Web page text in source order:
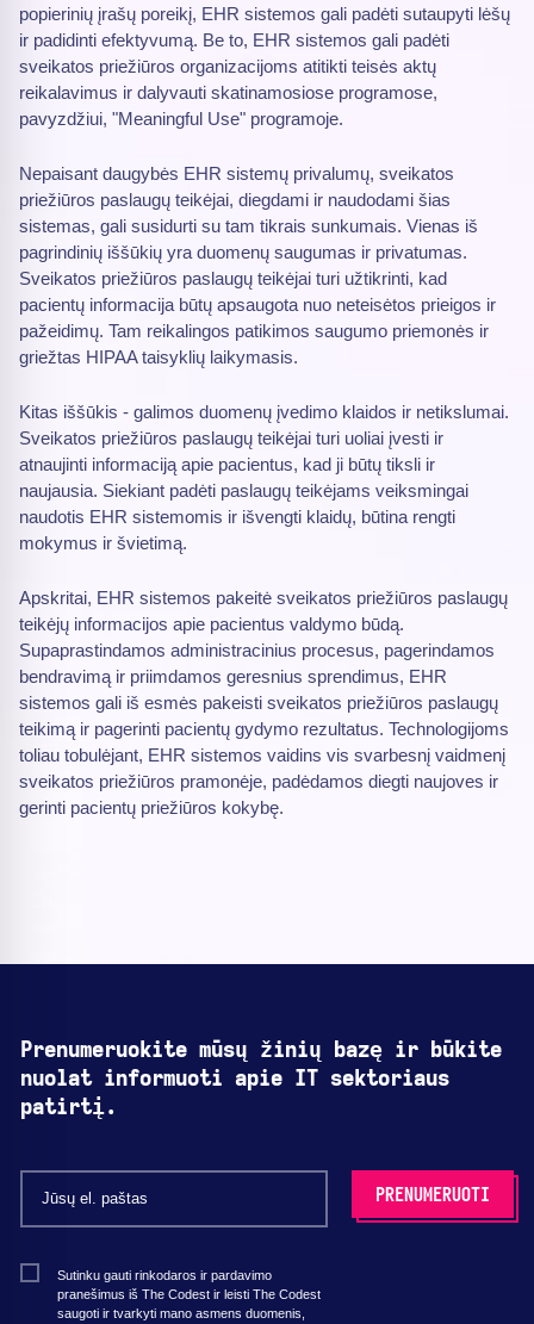
popierinių įrašų poreikį, EHR sistemos gali padėti sutaupyti lėšų
ir padidinti efektyvumą. Be to, EHR sistemos gali padėti
sveikatos priežiūros organizacijoms atitikti teisės aktų
reikalavimus ir dalyvauti skatinamosiose programose,
pavyzdžiui, "Meaningful Use" programoje.
Nepaisant daugybės EHR sistemų privalumų, sveikatos
priežiūros paslaugų teikėjai, diegdami ir naudodami šias
sistemas, gali susidurti su tam tikrais sunkumais. Vienas iš
pagrindinių iššūkių yra duomenų saugumas ir privatumas.
Sveikatos priežiūros paslaugų teikėjai turi užtikrinti, kad
pacientų informacija būtų apsaugota nuo neteisėtos prieigos ir
pažeidimų. Tam reikalingos patikimos saugumo priemonės ir
griežtas HIPAA taisyklių laikymasis.
Kitas iššūkis - galimos duomenų įvedimo klaidos ir netikslumai.
Sveikatos priežiūros paslaugų teikėjai turi uoliai įvesti ir
atnaujinti informaciją apie pacientus, kad ji būtų tiksli ir
naujausia. Siekiant padėti paslaugų teikėjams veiksmingai
naudotis EHR sistemomis ir išvengti klaidų, būtina rengti
mokymus ir švietimą.
Apskritai, EHR sistemos pakeitė sveikatos priežiūros paslaugų
teikėjų informacijos apie pacientus valdymo būdą.
Supaprastindamos administracinius procesus, pagerindamos
bendravimą ir priimdamos geresnius sprendimus, EHR
sistemos gali iš esmės pakeisti sveikatos priežiūros paslaugų
teikimą ir pagerinti pacientų gydymo rezultatus. Technologijoms
toliau tobulėjant, EHR sistemos vaidins vis svarbesnį vaidmenį
sveikatos priežiūros pramonėje, padėdamos diegti naujoves ir
gerinti pacientų priežiūros kokybę.
Prenumeruokite mūsų žinių bazę ir būkite
nuolat informuoti apie IT sektoriaus
patirtį.
Sutinku gauti rinkodaros ir pardavimo
pranešimus iš The Codest ir leisti The Codest
saugoti ir tvarkyti mano asmens duomenis,